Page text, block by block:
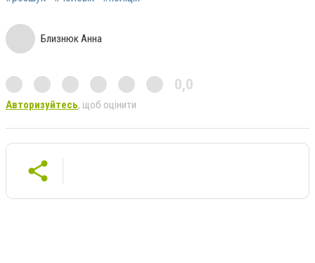
Близнюк Анна
0,0
Авторизуйтесь, щоб оцінити